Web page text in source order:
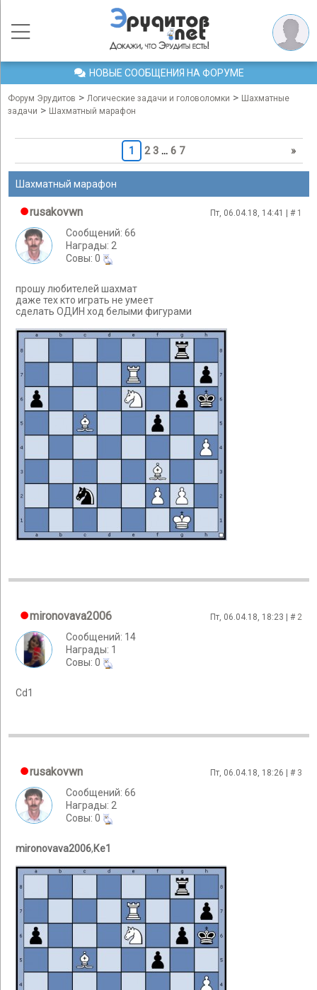
НОВЫЕ СООБЩЕНИЯ НА ФОРУМЕ
Форум Эрудитов > Логические задачи и головоломки > Шахматные
задачи > Шахматный марафон
1 2 3 … 6 7 »
Шахматный марафон
rusakovwn Пт, 06.04.18, 14:41 | # 1
Сообщений: 66
Награды: 2
Cовы: 0
прошу любителей шахмат
даже тех кто играть не умеет
сделать ОДИН ход белыми фигурами
mironovava2006 Пт, 06.04.18, 18:23 | # 2
Сообщений: 14
Награды: 1
Cовы: 0
Сd1
rusakovwn Пт, 06.04.18, 18:26 | # 3
Сообщений: 66
Награды: 2
Cовы: 0
mironovava2006,Ке1